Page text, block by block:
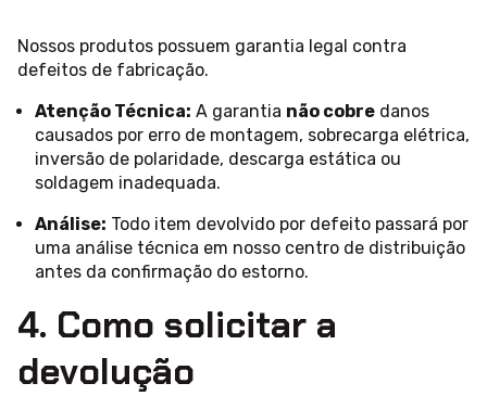
Nossos produtos possuem garantia legal contra
defeitos de fabricação.
Atenção Técnica: A garantia não cobre danos
causados por erro de montagem, sobrecarga elétrica,
inversão de polaridade, descarga estática ou
soldagem inadequada.
Análise: Todo item devolvido por defeito passará por
uma análise técnica em nosso centro de distribuição
antes da confirmação do estorno.
4. Como solicitar a
devolução